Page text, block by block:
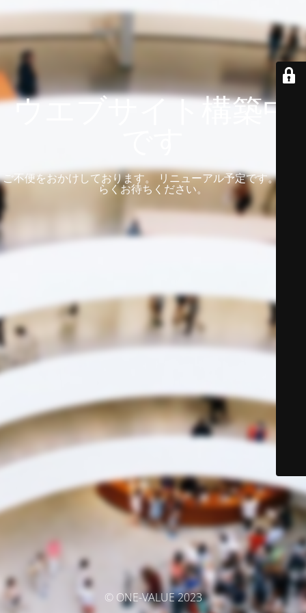
ウエブサイト構築中
ご不便をおかけしております。 リニューアル予定です。 しば
らくお待ちください。
© ONE-VALUE 2023